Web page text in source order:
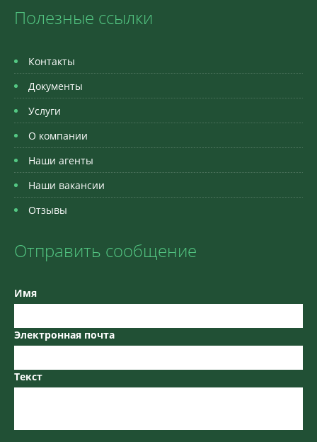
Полезные ссылки
Контакты
Документы
Услуги
О компании
Наши агенты
Наши вакансии
Отзывы
Отправить сообщение
Имя
Электронная почта
Текст